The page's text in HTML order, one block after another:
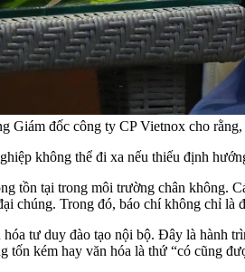
Giám đốc công ty CP Vietnox cho
không thể đi xa nếu thiếu định
tồn tại trong môi trường chân không.
chúng. Trong đó, báo chí không chỉ
hóa tư duy đào tạo nội bộ. Đây là hành
tốn kém hay văn hóa là thứ “có cũng